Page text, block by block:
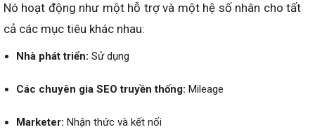
Nó hoạt động như một hỗ trợ và một hệ số nhân cho tất
cả các mục tiêu khác nhau:
Nhà phát triển: Sử dụng
Các chuyên gia SEO truyền thống: Mileage
Marketer: Nhận thức và kết nối